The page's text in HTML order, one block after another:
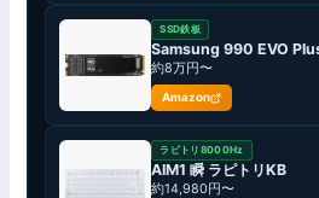
SSD鉄板
Samsung 990 EVO
約8万円〜
Amazon
ラピトリ8000Hz
AIM1 瞬 ラピトリKB
約14,980円〜